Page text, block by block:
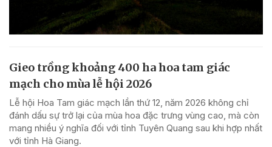
Gieo trồng khoảng 400 ha hoa tam giác
mạch cho mùa lễ hội 2026
Lễ hội Hoa Tam giác mạch lần thứ 12, năm 2026 không chỉ
đánh dấu sự trở lại của mùa hoa đặc trưng vùng cao, mà còn
mang nhiều ý nghĩa đối với tỉnh Tuyên Quang sau khi hợp nhất
với tỉnh Hà Giang.